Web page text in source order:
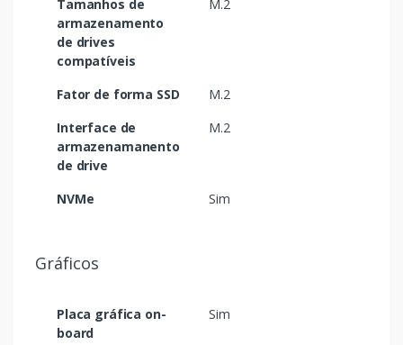
Tamanhos de
armazenamento
de drives
compatíveis
M.2
Fator de forma SSD
M.2
Interface de
armazenamanento
de drive
M.2
NVMe Sim
Gráficos
Placa gráfica on-
board
Sim